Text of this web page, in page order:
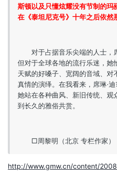
斯顿以及只懂炫耀没有节制的玛
在《泰坦尼克号》十年之后依然
对于占据音乐尖端的人士，
但对于全球各地的流行乐迷，她
天赋的好嗓子、宽阔的音域、对
真情的演绎。在我看来，席琳·
她站在各种曲风、新旧传统、观
到长久的雅俗共赏。
□周黎明（北京 专栏作家）
http://www.gmw.cn/content/